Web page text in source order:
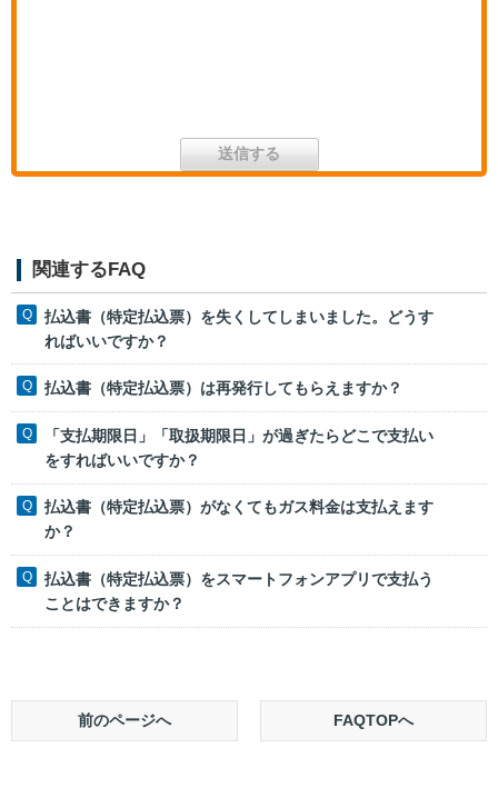
関連するFAQ
払込書（特定払込票）を失くしてしまいました。どうす
ればいいですか？
払込書（特定払込票）は再発行してもらえますか？
「支払期限日」「取扱期限日」が過ぎたらどこで支払い
をすればいいですか？
払込書（特定払込票）がなくてもガス料金は支払えます
か？
払込書（特定払込票）をスマートフォンアプリで支払う
ことはできますか？
前のページへ FAQTOPへ